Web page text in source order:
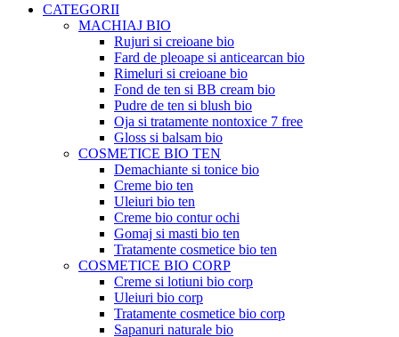
CATEGORII
MACHIAJ BIO
Rujuri si creioane bio
Fard de pleoape si anticearcan bio
Rimeluri si creioane bio
Fond de ten si BB cream bio
Pudre de ten si blush bio
Oja si tratamente nontoxice 7 free
Gloss si balsam bio
COSMETICE BIO TEN
Demachiante si tonice bio
Creme bio ten
Uleiuri bio ten
Creme bio contur ochi
Gomaj si masti bio ten
Tratamente cosmetice bio ten
COSMETICE BIO CORP
Creme si lotiuni bio corp
Uleiuri bio corp
Tratamente cosmetice bio corp
Sapanuri naturale bio